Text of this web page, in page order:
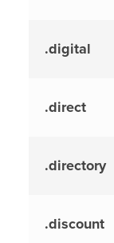
.digital
.direct
.directory
.discount